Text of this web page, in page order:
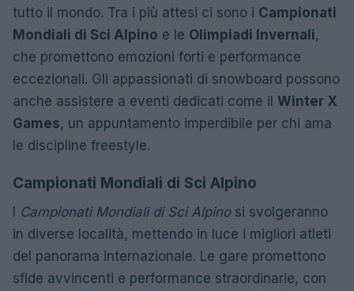
tutto il mondo. Tra i più attesi ci sono i Campionati
Mondiali di Sci Alpino e le Olimpiadi Invernali,
che promettono emozioni forti e performance
eccezionali. Gli appassionati di snowboard possono
anche assistere a eventi dedicati come il Winter X
Games, un appuntamento imperdibile per chi ama
le discipline freestyle.
Campionati Mondiali di Sci Alpino
I Campionati Mondiali di Sci Alpinosi svolgeranno
in diverse località, mettendo in luce i migliori atleti
del panorama internazionale. Le gare promettono
sfide avvincenti e performance straordinarie, con